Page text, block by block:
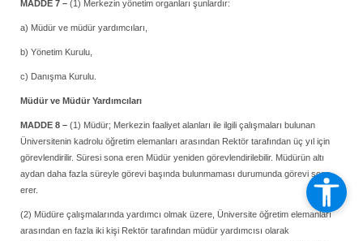
MADDE 7 – (1) Merkezin yönetim organları şunlardır:
a) Müdür ve müdür yardımcıları,
b) Yönetim Kurulu,
c) Danışma Kurulu.
Müdür ve Müdür Yardımcıları
MADDE 8 – (1) Müdür; Merkezin faaliyet alanları ile ilgili çalışmaları bulunan
Üniversitenin kadrolu öğretim elemanları arasından Rektör tarafından üç yıl için
görevlendirilir. Süresi sona eren Müdür yeniden görevlendirilebilir. Müdürün altı
aydan daha fazla süreyle görevi başında bulunmaması durumunda görevi sona
erer.
(2) Müdüre çalışmalarında yardımcı olmak üzere, Üniversite öğretim elemanları
arasından en fazla iki kişi Rektör tarafından müdür yardımcısı olarak